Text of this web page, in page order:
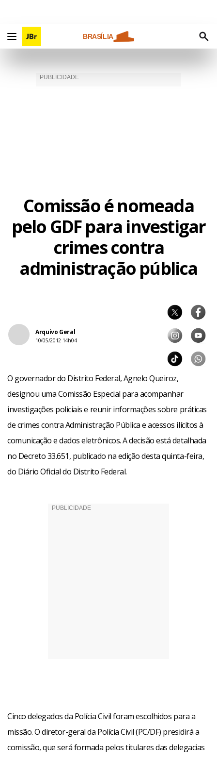
BRASÍLIA
Comissão é nomeada
pelo GDF para investigar
crimes contra
administração pública
Arquivo Geral
10/05/2012 14h04
O governador do Distrito Federal, Agnelo Queiroz,
designou uma Comissão Especial para acompanhar
investigações policiais e reunir informações sobre práticas
de crimes contra Administração Pública e acessos ilícitos à
comunicação e dados eletrônicos. A decisão está detalhada
no Decreto 33.651, publicado na edição desta quinta-feira,
do Diário Oficial do Distrito Federal.
Cinco delegados da Polícia Civil foram escolhidos para a
missão. O diretor-geral da Polícia Civil (PC/DF) presidirá a
comissão, que será formada pelos titulares das delegacias